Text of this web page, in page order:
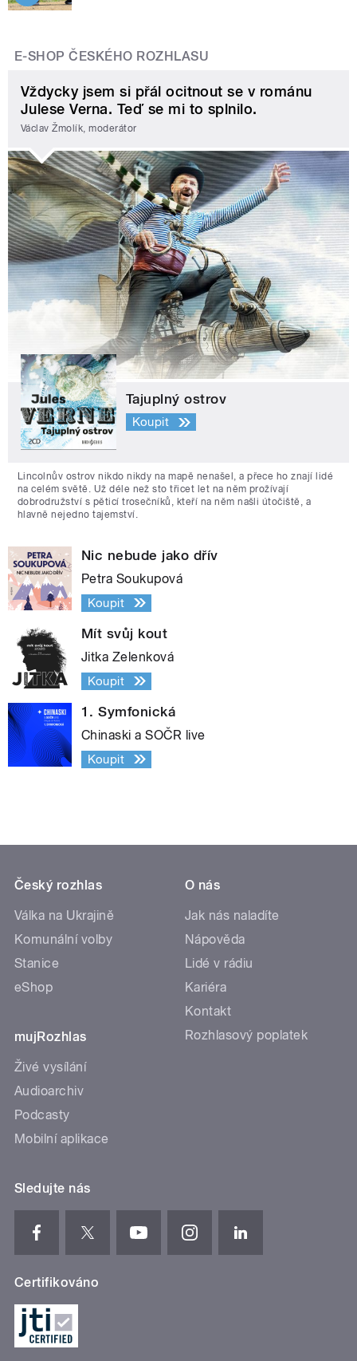
E-SHOP ČESKÉHO ROZHLASU
Vždycky jsem si přál ocitnout se v románu
Julese Verna. Teď se mi to splnilo.
Václav Žmolík, moderátor
Tajuplný ostrov
Koupit
Lincolnův ostrov nikdo nikdy na mapě nenašel, a přece ho znají lidé
na celém světě. Už déle než sto třicet let na něm prožívají
dobrodružství s pěticí trosečníků, kteří na něm našli útočiště, a
hlavně nejedno tajemství.
Nic nebude jako dřív
Petra Soukupová
Koupit
Mít svůj kout
Jitka Zelenková
Koupit
1. Symfonická
Chinaski a SOČR live
Koupit
Český rozhlas
Válka na Ukrajině
Komunální volby
Stanice
eShop
mujRozhlas
Živé vysílání
Audioarchiv
Podcasty
Mobilní aplikace
O nás
Jak nás naladíte
Nápověda
Lidé v rádiu
Kariéra
Kontakt
Rozhlasový poplatek
Sledujte nás
Certifikováno